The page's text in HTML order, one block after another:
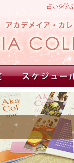
占いを学